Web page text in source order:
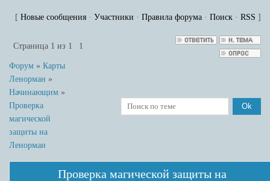
[ Новые сообщения · Участники · Правила форума · Поиск · RSS ]
Страница 1 из 1 1
Форум » Карты
Ленорман »
Начинающим »
Проверка
магической
защиты на
Ленорман
Проверка магической защиты на